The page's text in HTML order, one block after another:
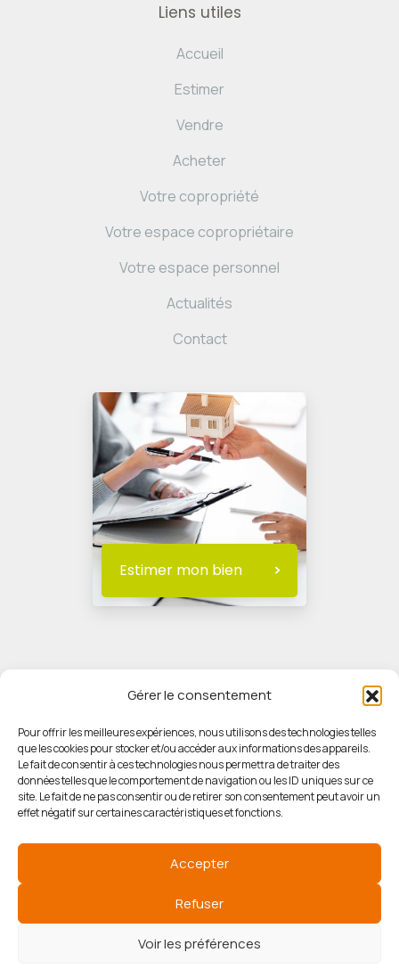
Gérer le consentement
Pour offrir les meilleures expériences, nous utilisons des technologies telles
que les cookies pour stocker et/ou accéder aux informations des appareils.
Le fait de consentir à ces technologies nous permettra de traiter des
données telles que le comportement de navigation ou les ID uniques sur ce
site. Le fait de ne pas consentir ou de retirer son consentement peut avoir un
effet négatif sur certaines caractéristiques et fonctions.
Accepter
Refuser
Voir les préférences
Liens utiles
Accueil
Estimer
Vendre
Acheter
Votre copropriété
Votre espace copropriétaire
Votre espace personnel
Actualités
Contact
Estimer mon bien
© HORIZON IMMOBILIER
Mentions légales
Politique des cookies